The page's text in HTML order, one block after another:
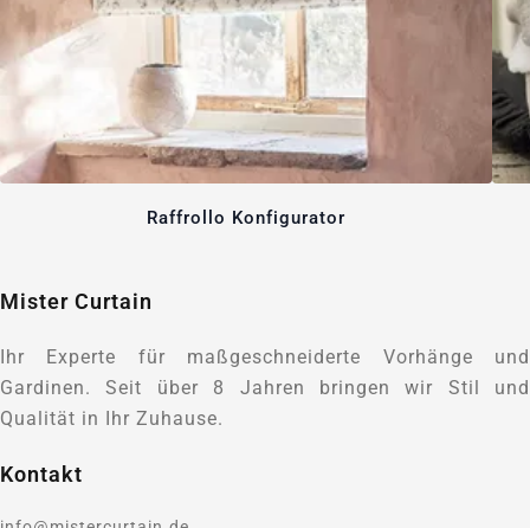
Raffrollo Konfigurator
Mister Curtain
Ihr Experte für maßgeschneiderte Vorhänge und
Gardinen. Seit über 8 Jahren bringen wir Stil und
Qualität in Ihr Zuhause.
Kontakt